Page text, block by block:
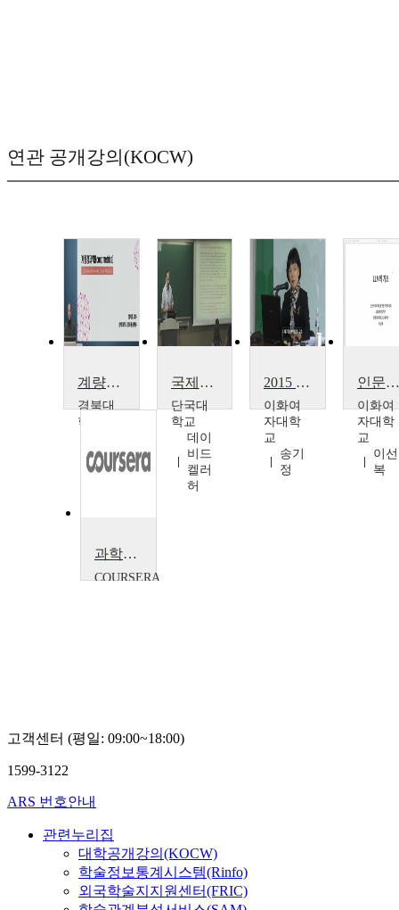
연관 공개강의(KOCW)
계량경제학
경북대
학교
호
국제정치경제학
단국대
학교
데이
비드
켈러
허
2015 인문과학대학 교수포럼 발자크와 근대화 과정의 파리
이화여
자대학
교
송기
정
인문사회과학도를 위한 자연어처리
이화여
자대학
교
이선
복
과학적 인문학
COURSERA
고객센터 (평일: 09:00~18:00)
1599-3122
ARS 번호안내
관련누리집
대학공개강의(KOCW)
학술정보통계시스템(Rinfo)
외국학술지지원센터(FRIC)